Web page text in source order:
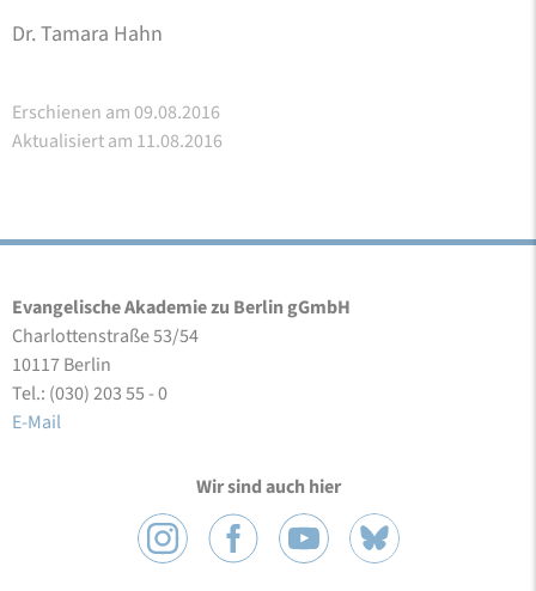
Dr. Tamara Hahn
Erschienen am 09.08.2016
Aktualisiert am 11.08.2016
Evangelische Akademie zu Berlin gGmbH
Charlottenstraße 53/54
10117 Berlin
Tel.: (030) 203 55 - 0
E-Mail
Wir sind auch hier